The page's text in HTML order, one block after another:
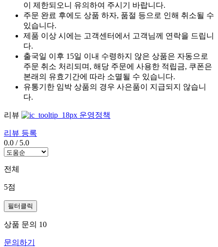
이 제한되오니 유의하여 주시기 바랍니다.
주문 완료 후에도 상품 하자, 품절 등으로 인해 취소될 수
있습니다.
제품 이상 시에는 고객센터에서 고객님께 연락을 드립니
다.
출국일 이후 15일 이내 수령하지 않은 상품은 자동으로
주문 취소 처리되며, 해당 주문에 사용한 적립금, 쿠폰은
본래의 유효기간에 따라 소멸될 수 있습니다.
유통기한 임박 상품의 경우 사은품이 지급되지 않습니
다.
리뷰 운영정책
리뷰 등록
0.0 / 5.0
전체
5점
필터클릭
상품 문의 10
문의하기